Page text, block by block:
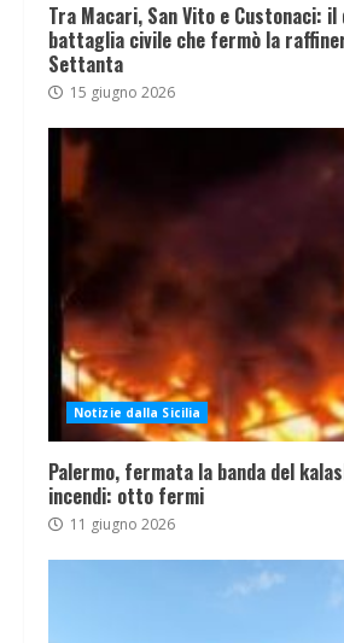
Tra Macari, San Vito e Custonaci:
battaglia civile che fermò la
Settanta
15 giugno 2026
Notizie dalla Sicilia
Palermo, fermata la banda del
incendi: otto fermi
11 giugno 2026